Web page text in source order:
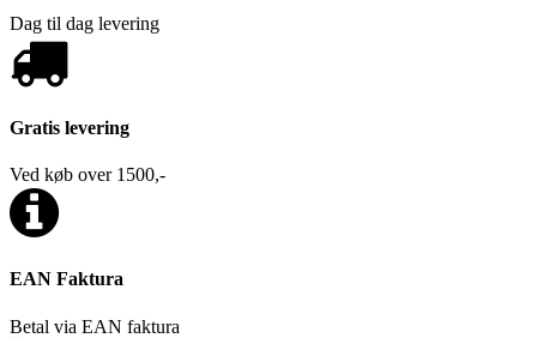
Dag til dag levering
Gratis levering
Ved køb over 1500,-
EAN Faktura
Betal via EAN faktura